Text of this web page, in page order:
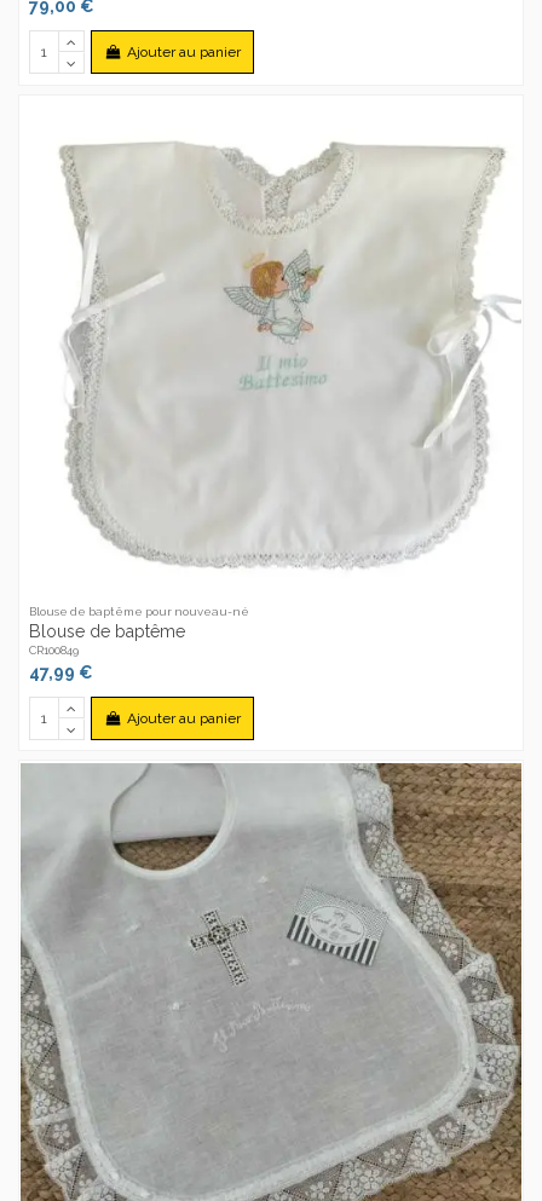
79,00 €
Ajouter au panier
Blouse de baptême pour nouveau-né
Blouse de baptême
CR100849
47,99 €
Ajouter au panier